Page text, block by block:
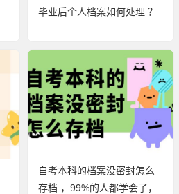
毕业后个人档案如何处理 ？
自考本科的档案没密封怎么
存档 ，99%的人都学会了，